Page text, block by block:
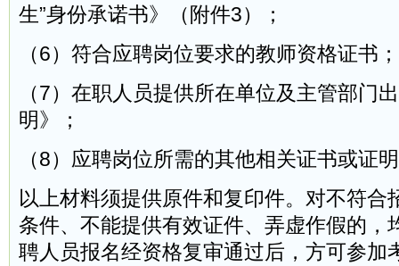
生”身份承诺书》（附件3）；
（6）符合应聘岗位要求的教师资格证书；
（7）在职人员提供所在单位及主管部门
明》；
（8）应聘岗位所需的其他相关证书或证
以上材料须提供原件和复印件。对不符合
条件、不能提供有效证件、弄虚作假的，
聘人员报名经资格复审通过后，方可参加